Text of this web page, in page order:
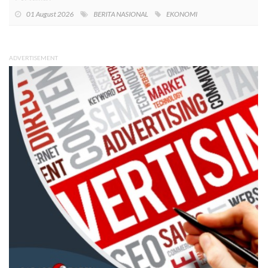
01 August 2026 BERITA NASIONAL EKONOMI
ADVERTISEMENT